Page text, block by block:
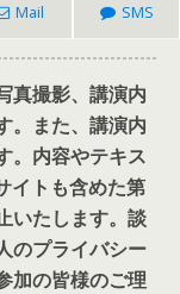
Mail SMS
真撮影、講演内
。また、講演内
。内容やテキス
イトも含めた第
いたします。談
のプライバシー
加の皆様のご理